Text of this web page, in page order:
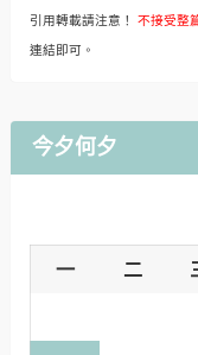
引用轉載請注意！ 不接受整
連結即可。
今夕何夕
一 二